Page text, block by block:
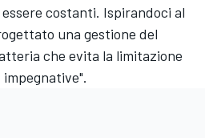
costanti. Ispirandoci al
una gestione del
che evita la limitazione